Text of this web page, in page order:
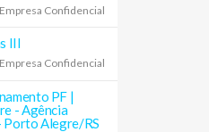
Empresa Confidencial
III
Empresa Confidencial
PF |
- Agência
Porto Alegre/RS